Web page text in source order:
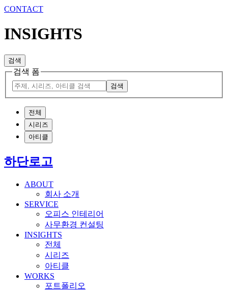
CONTACT
INSIGHTS
검색
검색 폼
검색
전체
시리즈
아티클
하단로고
ABOUT
회사 소개
SERVICE
오피스 인테리어
사무환경 컨설팅
INSIGHTS
전체
시리즈
아티클
WORKS
포트폴리오